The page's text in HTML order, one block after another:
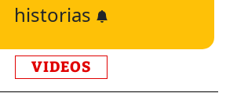
historias
VIDEOS